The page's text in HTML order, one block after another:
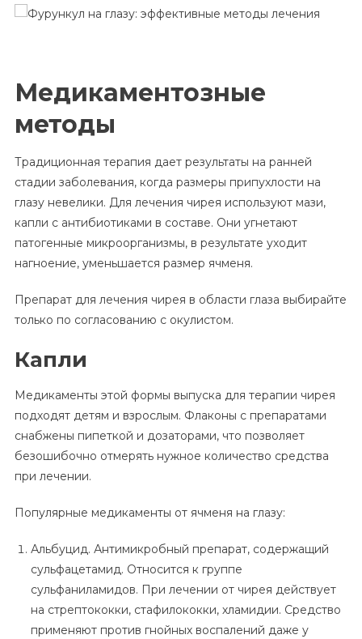
Медикаментозные
методы
Традиционная терапия дает результаты на ранней
стадии заболевания, когда размеры припухлости на
глазу невелики. Для лечения чирея используют мази,
капли с антибиотиками в составе. Они угнетают
патогенные микроорганизмы, в результате уходит
нагноение, уменьшается размер ячменя.
Препарат для лечения чирея в области глаза выбирайте
только по согласованию с окулистом.
Капли
Медикаменты этой формы выпуска для терапии чирея
подходят детям и взрослым. Флаконы с препаратами
снабжены пипеткой и дозаторами, что позволяет
безошибочно отмерять нужное количество средства
при лечении.
Популярные медикаменты от ячменя на глазу:
Альбуцид. Антимикробный препарат, содержащий
сульфацетамид. Относится к группе
сульфаниламидов. При лечении от чирея действует
на стрептококки, стафилококки, хламидии. Средство
применяют против гнойных воспалений даже у